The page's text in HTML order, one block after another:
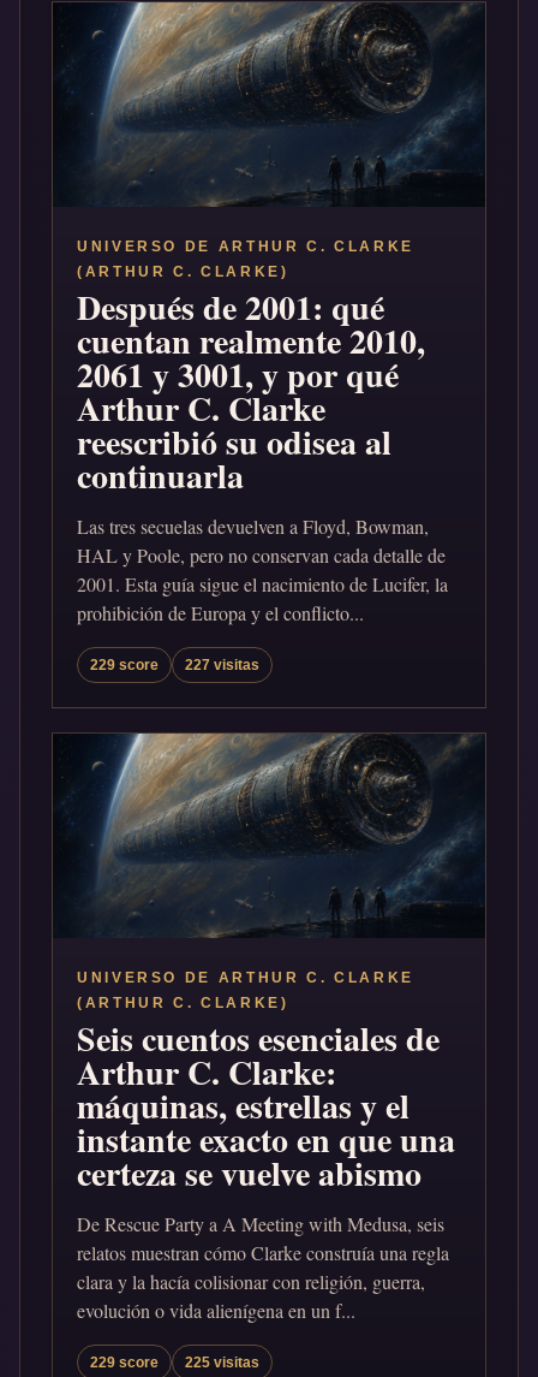
UNIVERSO DE ARTHUR C. CLARKE
(ARTHUR C. CLARKE)
Después de 2001: qué
cuentan realmente 2010,
2061 y 3001, y por qué
Arthur C. Clarke
reescribió su odisea al
continuarla
Las tres secuelas devuelven a Floyd, Bowman,
HAL y Poole, pero no conservan cada detalle de
2001. Esta guía sigue el nacimiento de Lucifer, la
prohibición de Europa y el conflicto...
229 score 227 visitas
UNIVERSO DE ARTHUR C. CLARKE
(ARTHUR C. CLARKE)
Seis cuentos esenciales de
Arthur C. Clarke:
máquinas, estrellas y el
instante exacto en que una
certeza se vuelve abismo
De Rescue Party a A Meeting with Medusa, seis
relatos muestran cómo Clarke construía una regla
clara y la hacía colisionar con religión, guerra,
evolución o vida alienígena en un f...
229 score 225 visitas